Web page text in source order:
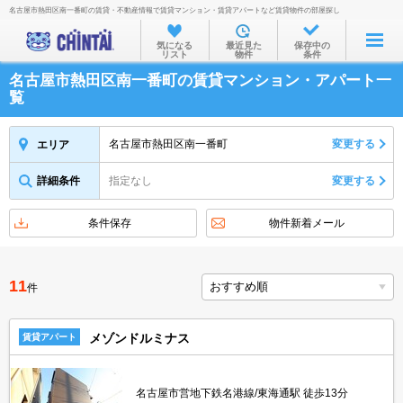
お部屋を探す
沿線・駅から
住所から
家賃相場から
不動産会社から
名古屋市熱田区南一番町の賃貸・不動産情報で賃貸マンション・賃貸アパートなど賃貸物件の部屋探し
気になる
リスト
最近見た
物件
保存中の
条件
名古屋市熱田区南一番町の賃貸マンション・アパート一
覧
エリア 名古屋市熱田区南一番町 変更する
詳細条件 指定なし 変更する
条件保存 物件新着メール
11件
賃貸アパート メゾンドルミナス
名古屋市営地下鉄名港線/東海通駅 徒歩13分